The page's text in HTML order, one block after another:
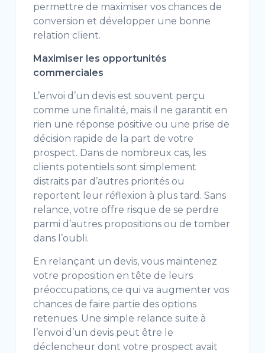
permettre de maximiser vos chances de
conversion et développer une bonne
relation client.
Maximiser les opportunités
commerciales
L’envoi d’un devis est souvent perçu
comme une finalité, mais il ne garantit en
rien une réponse positive ou une prise de
décision rapide de la part de votre
prospect. Dans de nombreux cas, les
clients potentiels sont simplement
distraits par d’autres priorités ou
reportent leur réflexion à plus tard. Sans
relance, votre offre risque de se perdre
parmi d’autres propositions ou de tomber
dans l’oubli.
En relançant un devis, vous maintenez
votre proposition en tête de leurs
préoccupations, ce qui va augmenter vos
chances de faire partie des options
retenues. Une simple relance suite à
l’envoi d’un devis peut être le
déclencheur dont votre prospect avait